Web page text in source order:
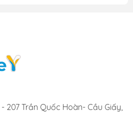
chuyên
bảo sửa
ngay. Với
207 Trần Quốc Hoàn- Cầu Giấy,